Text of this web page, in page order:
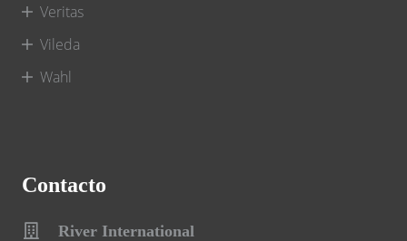
Veritas
Vileda
Wahl
Contacto
River International